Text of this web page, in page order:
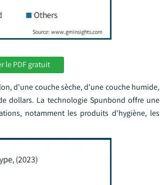
le PDF gratuit
d'une couche sèche, d'une couche humide,
dollars. La technologie Spunbond offre une
notamment les produits d'hygiène, les